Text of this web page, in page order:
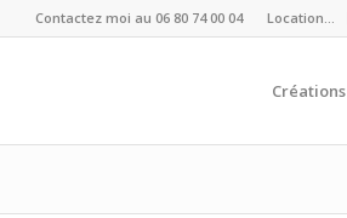
Location…
Contactez moi au 06 80 74 00 04
Créations